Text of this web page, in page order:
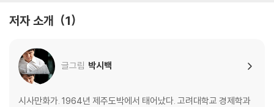
작가 후기
저자 소개 1
글그림 박시백
시사만화가. 1964년 제주도박에서 태어났다. 고려대학교 경제학과